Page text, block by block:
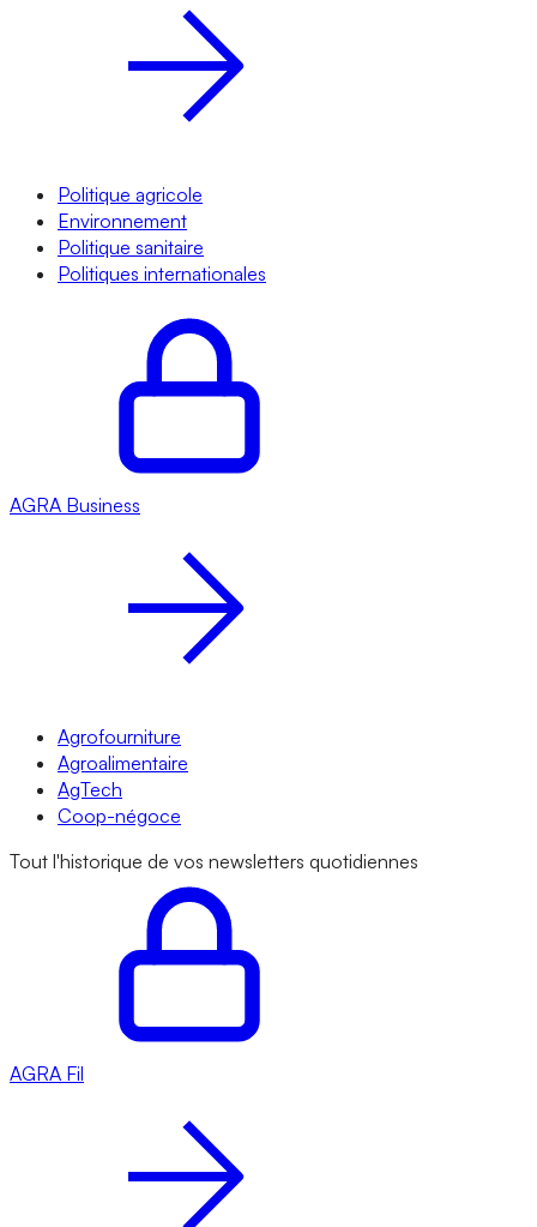
Politique agricole
Environnement
Politique sanitaire
Politiques internationales
AGRA Business
Agrofourniture
Agroalimentaire
AgTech
Coop-négoce
Tout l'historique de vos newsletters quotidiennes
AGRA Fil